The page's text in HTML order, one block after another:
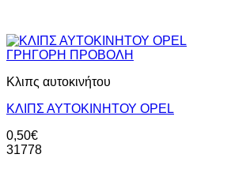
ΓΡΗΓΟΡΗ ΠΡΟΒΟΛΗ
Κλιπς αυτοκινήτου
ΚΛΙΠΣ ΑΥΤΟΚΙΝΗΤΟΥ OPEL
0,50€
31778